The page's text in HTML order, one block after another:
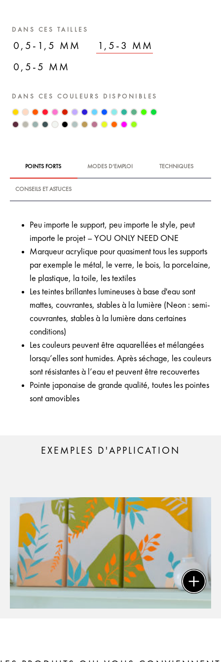
DANS CES TAILLES
0,5-1,5 MM 1,5-3 MM
0,5-5 MM
DANS CES COULEURS DISPONIBLES
POINTS FORTS MODES D‘EMPLOI TECHNIQUES
CONSEILS ET ASTUCES
Peu importe le support, peu importe le style, peut
importe le projet – YOU ONLY NEED ONE
Marqueur acrylique pour quasiment tous les supports
par exemple le métal, le verre, le bois, la porcelaine,
le plastique, la toile, les textiles
Les teintes brillantes lumineuses à base d'eau sont
mattes, couvrantes, stables à la lumière (Neon : semi-
couvrantes, stables à la lumière dans certaines
conditions)
Les couleurs peuvent être aquarellées et mélangées
lorsqu’elles sont humides. Après séchage, les couleurs
sont résistantes à l’eau et peuvent être recouvertes
Pointe japonaise de grande qualité, toutes les pointes
sont amovibles
EXEMPLES D'APPLICATION